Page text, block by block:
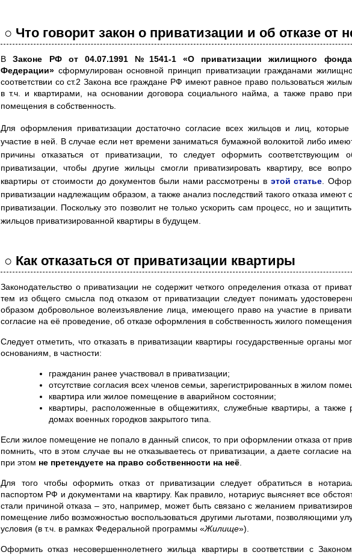
○ Что говорит закон о приватизации и об отказе от
ВЗаконе РФ от 04.07.1991 №1541-1 «О приватизации жилищного
Федерации» сформулирован основной принцип приватизации гражданами
соответствии со ст.2 Закона все граждане РФ имеют равное право пользоваться
в т.ч. и квартирами, на основании договора социального найма, а также право
помещения в собственность.
Для оформления приватизации достаточно согласие всех жильцов и лиц,
участие в ней. В случае если нет времени заниматься бумажной волокитой либо
причины отказаться от приватизации, то следует оформить соответствующим
приватизации, чтобы другие жильцы смогли приватизировать квартиру, все
квартиры от стоимости до документов были нами рассмотрены в этой статье.
приватизации надлежащим образом, а также анализ последствий такого отказа имеют
приватизации. Поскольку это позволит не только ускорить сам процесс, но и
жильцов приватизированной квартиры в будущем.
○ Как отказаться от приватизации квартиры
Законодательство о приватизации не содержит четкого определения отказа от
тем из общего смысла под отказом от приватизации следует понимать
образом добровольное волеизъявление лица, имеющего право на участие в
согласие на её проведение, об отказе оформления в собственность жилого
Следует отметить, что отказать в приватизации квартиры государственные органы
основаниям, в частности:
гражданин ранее участвовал в приватизации;
отсутствие согласия всех членов семьи, зарегистрированных в жилом
квартира или жилое помещение в аварийном состоянии;
квартиры, расположенные в общежитиях, служебные квартиры, а также
домах военных городков закрытого типа.
Если жилое помещение не попало в данный список, то при оформлении отказа от
помнить, что в этом случае вы не отказываетесь от приватизации, а даете согласие
при этом не претендуете на право собственности на неё.
Для того чтобы оформить отказ от приватизации следует обратиться в
паспортом РФ и документами на квартиру. Как правило, нотариус выясняет все
стали причиной отказа – это, например, может быть связано с желанием
помещение либо возможностью воспользоваться другими льготами, позволяющими
условия (в т.ч. в рамках Федеральной программы «Жилище»).
Оформить отказ несовершеннолетнего жильца квартиры в соответствии с